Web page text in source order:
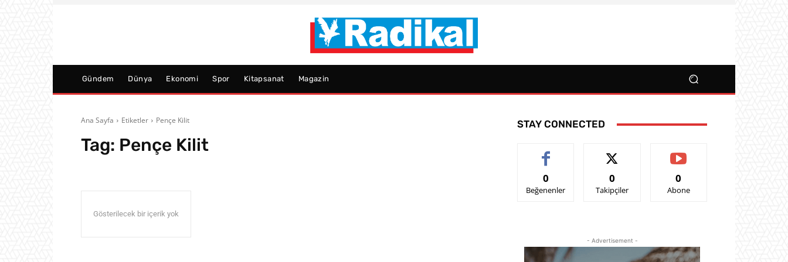
Gündem Dünya Ekonomi Spor Kitapsanat Magazin
Ana Sayfa Etiketler Pençe Kilit
Tag: Pençe Kilit
Gösterilecek bir içerik yok
STAY CONNECTED
0
Beğenenler
0
Takipçiler
0
Abone
- Advertisement -